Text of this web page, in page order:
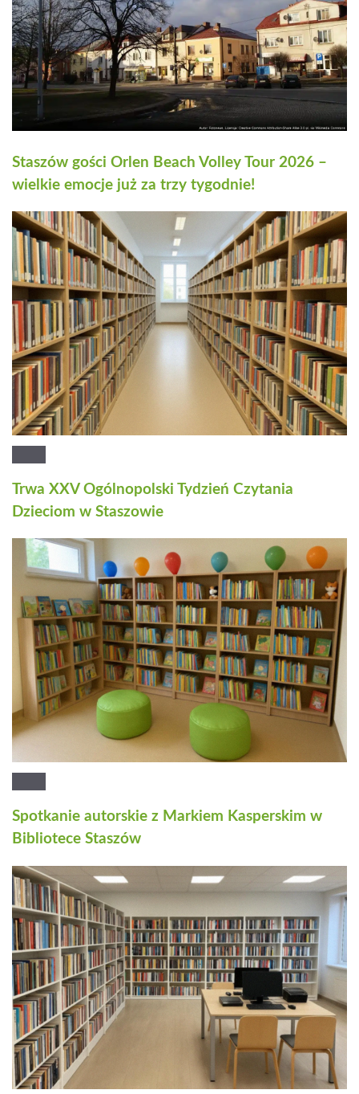
Staszów gości Orlen Beach Volley Tour 2026 –
wielkie emocje już za trzy tygodnie!
Trwa XXV Ogólnopolski Tydzień Czytania
Dzieciom w Staszowie
Spotkanie autorskie z Markiem Kasperskim w
Bibliotece Staszów